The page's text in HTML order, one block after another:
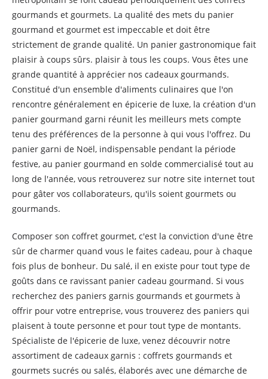
gourmands et gourmets. La qualité des mets du panier
gourmand et gourmet est impeccable et doit être
strictement de grande qualité. Un panier gastronomique fait
plaisir à coups sûrs. plaisir à tous les coups. Vous êtes une
grande quantité à apprécier nos cadeaux gourmands.
Constitué d'un ensemble d'aliments culinaires que l'on
rencontre généralement en épicerie de luxe, la création d'un
panier gourmand garni réunit les meilleurs mets compte
tenu des préférences de la personne à qui vous l'offrez. Du
panier garni de Noël, indispensable pendant la période
festive, au panier gourmand en solde commercialisé tout au
long de l'année, vous retrouverez sur notre site internet tout
pour gâter vos collaborateurs, qu'ils soient gourmets ou
gourmands.
Composer son coffret gourmet, c'est la conviction d'une être
sûr de charmer quand vous le faites cadeau, pour à chaque
fois plus de bonheur. Du salé, il en existe pour tout type de
goûts dans ce ravissant panier cadeau gourmand. Si vous
recherchez des paniers garnis gourmands et gourmets à
offrir pour votre entreprise, vous trouverez des paniers qui
plaisent à toute personne et pour tout type de montants.
Spécialiste de l'épicerie de luxe, venez découvrir notre
assortiment de cadeaux garnis : coffrets gourmands et
gourmets sucrés ou salés, élaborés avec une démarche de